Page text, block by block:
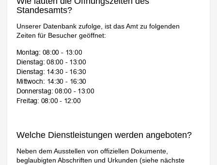
Standesamts?
Unserer Datenbank zufolge, ist das Amt zu folgenden
Zeiten für Besucher geöffnet:
Welche Dienstleistungen werden angeboten?
Neben dem Ausstellen von offiziellen Dokumente,
beglaubigten Abschriften und Urkunden (siehe nächste